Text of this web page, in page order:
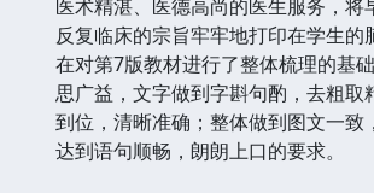
医术精湛、医德高尚的医生服务，将
反复临床的宗旨牢牢地打印在学生的
在对第7版教材进行了整体梳理的基
思广益，文字做到字斟句酌，去粗取
到位，清晰准确；整体做到图文一致
达到语句顺畅，朗朗上口的要求。